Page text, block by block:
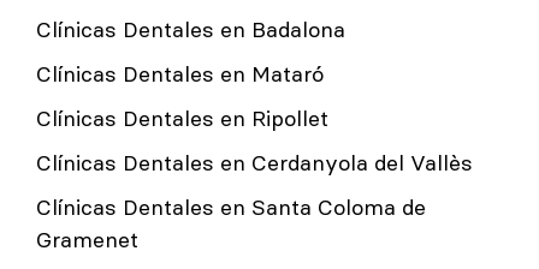
Clínicas Dentales en Badalona
Clínicas Dentales en Mataró
Clínicas Dentales en Ripollet
Clínicas Dentales en Cerdanyola del Vallès
Clínicas Dentales en Santa Coloma de
Gramenet